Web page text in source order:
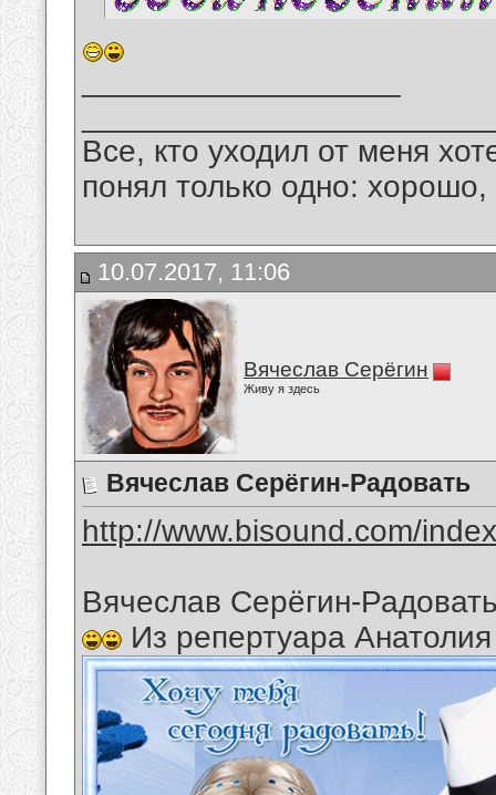
Все, кто уходил от меня
понял только одно:
10.07.2017, 11:06
Вячеслав Серёгин
Живу я здесь
Вячеслав Серёгин-Радовать
http://www.bisound.com/
Вячеслав Серёгин-
Из репертуара